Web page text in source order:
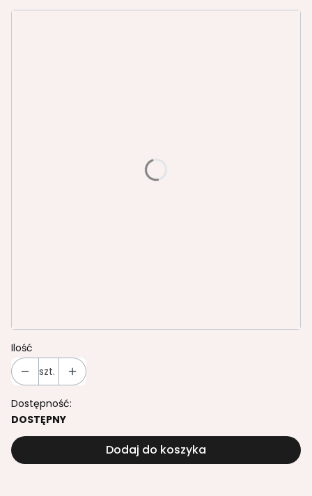
Ilość
szt.
Dostępność:
DOSTĘPNY
Dodaj do koszyka